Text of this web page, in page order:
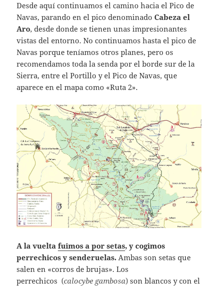
Desde aquí continuamos el camino hacia el Pico de
Navas, parando en el pico denominadoCabeza el
Aro, desde donde se tienen unas impresionantes
vistas del entorno. No continuamos hasta el pico de
Navas porque teníamos otros planes, pero os
recomendamos toda la senda por el borde sur de la
Sierra, entre el Portillo y el Pico de Navas, que
aparece en el mapa como «Ruta 2».
A la vueltafuimos a por setas, y cogimos
perrechicos y senderuelas. Ambas son setas que
salen en «corros de brujas». Los
perrechicos (calocybe gambosa)son blancos y con el